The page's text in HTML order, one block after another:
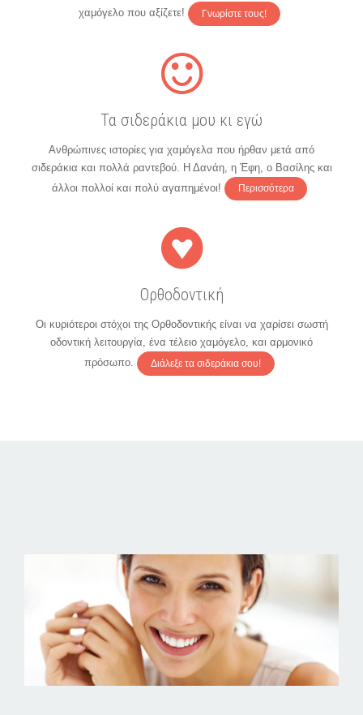
χαμόγελο που αξίζετε!
Γνωρίστε τους!
Τα σιδεράκια μου κι εγώ
Ανθρώπινες ιστορίες για χαμόγελα που ήρθαν μετά από
σιδεράκια και πολλά ραντεβού. Η Δανάη, η Έφη, ο Βασίλης και
άλλοι πολλοί και πολύ αγαπημένοι!
Περισσότερα
Ορθοδοντική
Οι κυριότεροι στόχοι της Ορθοδοντικής είναι να χαρίσει σωστή
οδοντική λειτουργία, ένα τέλειο χαμόγελο, και αρμονικό
πρόσωπο.
Διάλεξε τα σιδεράκια σου!